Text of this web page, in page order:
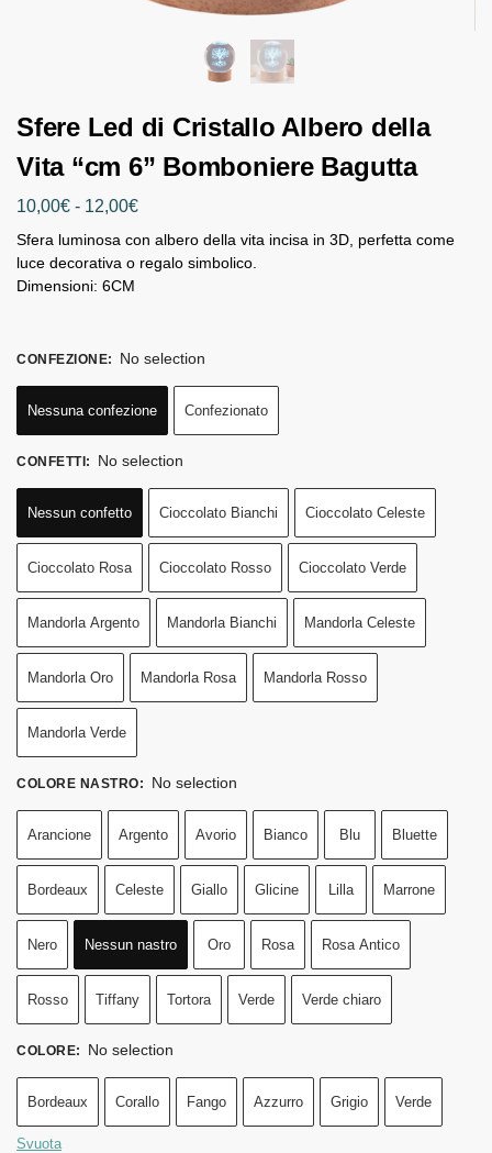
Sfere Led di Cristallo Albero della
Vita “cm 6” Bomboniere Bagutta
10,00€ - 12,00€
Sfera luminosa con albero della vita incisa in 3D, perfetta come
luce decorativa o regalo simbolico.
Dimensioni: 6CM
CONFEZIONE: No selection
Nessuna confezione Confezionato
CONFETTI: No selection
Nessun confetto Cioccolato Bianchi Cioccolato Celeste
Cioccolato Rosa Cioccolato Rosso Cioccolato Verde
Mandorla Argento Mandorla Bianchi Mandorla Celeste
Mandorla Oro Mandorla Rosa Mandorla Rosso
Mandorla Verde
COLORE NASTRO: No selection
Arancione Argento Avorio Bianco Blu Bluette
Bordeaux Celeste Giallo Glicine Lilla Marrone
Nero Nessun nastro Oro Rosa Rosa Antico
Rosso Tiffany Tortora Verde Verde chiaro
COLORE: No selection
Bordeaux Corallo Fango Azzurro Grigio Verde
Svuota